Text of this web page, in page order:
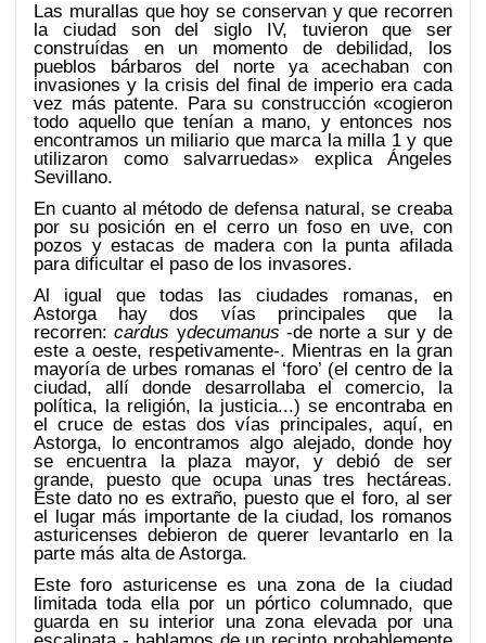
Las murallas que hoy se conservan y que recorren
la ciudad son del siglo IV, tuvieron que ser
construídas en un momento de debilidad, los
pueblos bárbaros del norte ya acechaban con
invasiones y la crisis del final de imperio era cada
vez más patente. Para su construcción «cogieron
todo aquello que tenían a mano, y entonces nos
encontramos un miliario que marca la milla 1 y que
utilizaron como salvarruedas» explica Ángeles
Sevillano.
En cuanto al método de defensa natural, se creaba
por su posición en el cerro un foso en uve, con
pozos y estacas de madera con la punta afilada
para dificultar el paso de los invasores.
Al igual que todas las ciudades romanas, en
Astorga hay dos vías principales que la
recorren:cardus ydecumanus -de norte a sur y de
este a oeste, respetivamente-. Mientras en la gran
mayoría de urbes romanas el ‘foro’ (el centro de la
ciudad, allí donde desarrollaba el comercio, la
política, la religión, la justicia...) se encontraba en
el cruce de estas dos vías principales, aquí, en
Astorga, lo encontramos algo alejado, donde hoy
se encuentra la plaza mayor, y debió de ser
grande, puesto que ocupa unas tres hectáreas.
Este dato no es extraño, puesto que el foro, al ser
el lugar más importante de la ciudad, los romanos
asturicenses debieron de querer levantarlo en la
parte más alta de Astorga.
Este foro asturicense es una zona de la ciudad
limitada toda ella por un pórtico columnado, que
guarda en su interior una zona elevada por una